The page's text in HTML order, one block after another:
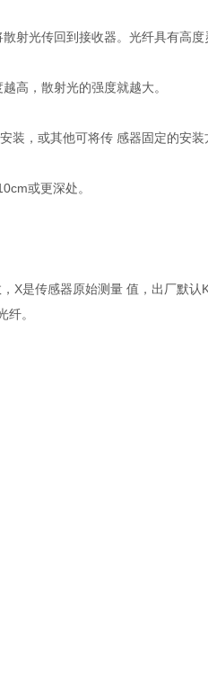
射光传回到接收器。光纤具有高
高，散射光的强度就越大。
，或其他可将传 感器固定的安装
或更深处。
X是传感器原始测量 值，出厂默认
。